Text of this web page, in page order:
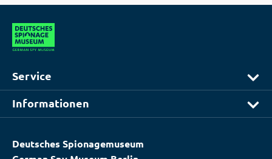
Service
Informationen
Deutsches Spionagemuseum